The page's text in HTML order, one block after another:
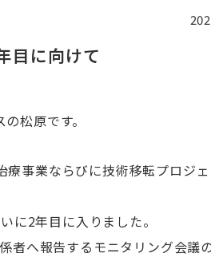
目に向けて
松原です。
事業ならびに技術移転プロジ
に2年目に入りました。
者へ報告するモニタリング会議